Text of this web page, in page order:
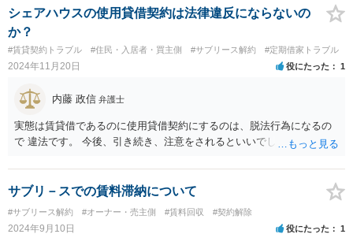
も難しいです。 なので、立退料やこれからどうすれば良いか等は、ネ
ットの匿名掲示板上ではなく、実際に弁護士の法律相談を受けて、そ
の中で質問するべきかと思います。 すでに訴訟手続きが始まっている
となると、弁護士としても、仮に依頼を受けるにしても準備時間が必
要になってくる関係で、ネットの掲示板上で一般論に基づく回答を求
める前に、資料一式をまとめて、お近くの弁護士事務所に急いで法律
相談に行く方がよろしいと思います。
シェアハウスの使用貸借契約は法律違反にならないの
か？
#賃貸契約トラブル #住民・入居者・買主側 #サブリース解約 #定期借家トラブル
2024年11月20日 役にたった 1
内藤 政信 弁護士
実態は賃貸借であるのに使用貸借契約にするのは、脱法行為になるの
で 違法です。 今後、引き続き、注意をされるといいでしょう。
サブリ－スでの賃料滞納について
#サブリース解約 #オーナー・売主側 #賃料回収 #契約解除
2024年9月10日 役にたった 1